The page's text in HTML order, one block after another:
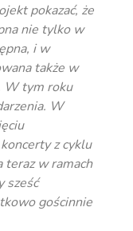
pokazać, że
nie tylko w
i w
także w
W tym roku
W
z cyklu
teraz w ramach
sześć
gościnnie